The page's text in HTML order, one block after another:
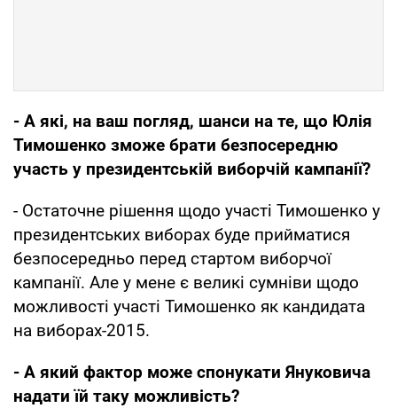
- А які, на ваш погляд, шанси на те, що Юлія
Тимошенко зможе брати безпосередню
участь у президентській виборчій кампанії?
- Остаточне рішення щодо участі Тимошенко у
президентських виборах буде прийматися
безпосередньо перед стартом виборчої
кампанії. Але у мене є великі сумніви щодо
можливості участі Тимошенко як кандидата
на виборах-2015.
- А який фактор може спонукати Януковича
надати їй таку можливість?